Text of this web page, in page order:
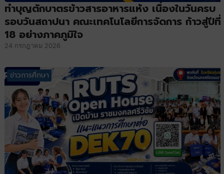
ทำบุญตักบาตรข้าวสารอาหารแห้ง เนื่องในวันครบ
รอบวันสถาปนา คณะเทคโนโลยีการจัดการ ก้าวสู่ปีที่
18 อย่างภาคภูมิใจ
24 กรกฎาคม 2026
ข่าวการศึกษา